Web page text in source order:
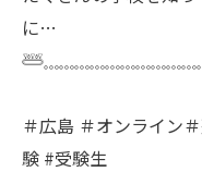
に…
＃広島 ＃オンライン
験 #受験生